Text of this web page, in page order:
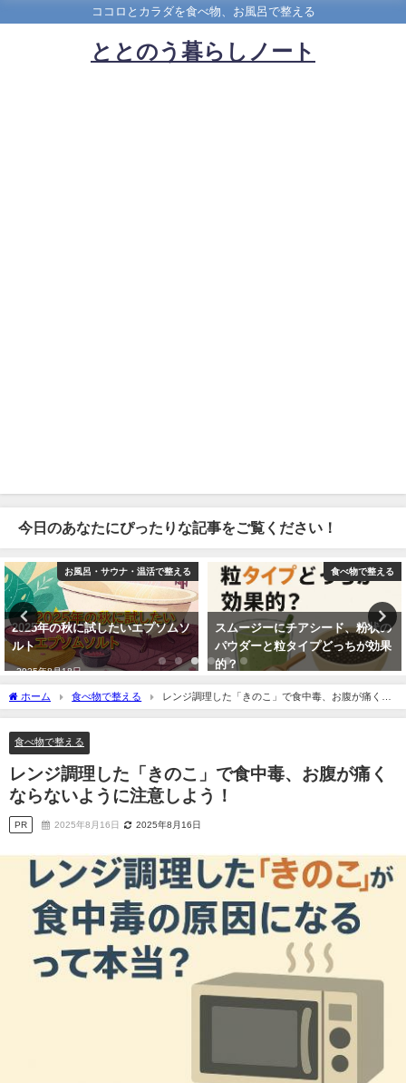
ココロとカラダを食べ物、お風呂で整える
ととのう暮らしノート
今日のあなたにぴったりな記事をご覧ください！
お風呂・サウナ・温活で整える
2025年の秋に試したいエプソムソ
ルト
2025年8月18日
食べ物で整える
スムージーにチアシード、粉状の
パウダーと粒タイプどっちが効果
的？
ホーム 食べ物で整える
レンジ調理した「きのこ」で食中毒、お腹が痛くな
らないように注意しよう！
食べ物で整える
レンジ調理した「きのこ」で食中毒、お腹が痛く
ならないように注意しよう！
PR 2025年8月16日 2025年8月16日